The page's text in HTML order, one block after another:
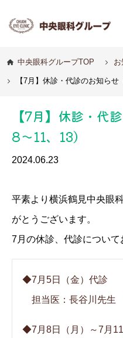
中央眼科グループTOP お
【7月】休診・代診のお知らせ
【7月】休診・代
8〜11、13）
2024.06.23
平素より横浜鶴見中央眼
がとうございます。
7月の休診、代診について
◆7月5日（金）代診
担当医：長谷川先
◆7月8日（月）～7月